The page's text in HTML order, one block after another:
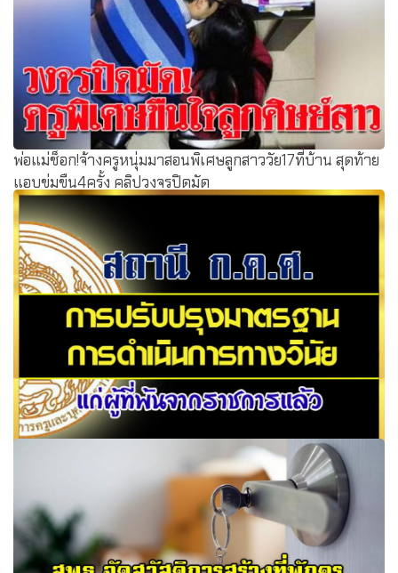
พ่อแม่ช็อก!จ้างครูหนุ่มมาสอนพิเศษลูกสาววัย17ที่บ้าน สุดท้าย
แอบข่มขืน4ครั้ง คลิปวงจรปิดมัด
สถานี ก.ค.ศ. การปรับปรุงมาตรฐานการดำเนินการทางวินัย
แก่ผู้ที่พ้นจากราชการแล้ว